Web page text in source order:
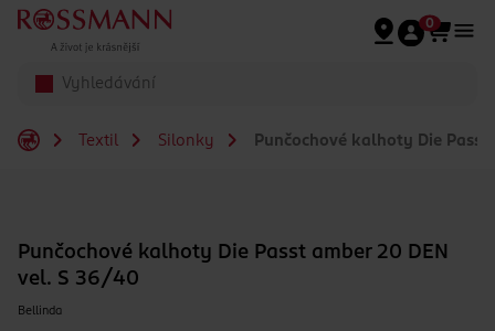
Přeskočit na hlavmní obsah
0
Textil Silonky Punčochové kalhoty Die
Punčochové kalhoty Die Passt amber 20 DEN
vel. S 36/40
Bellinda